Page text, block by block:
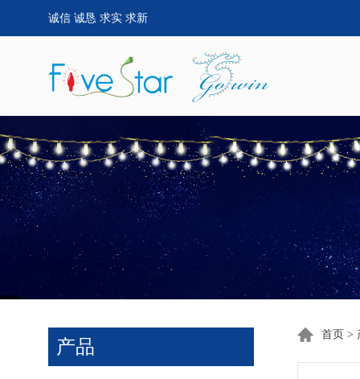
诚信 诚恳 求实 求新
产品
首页 >